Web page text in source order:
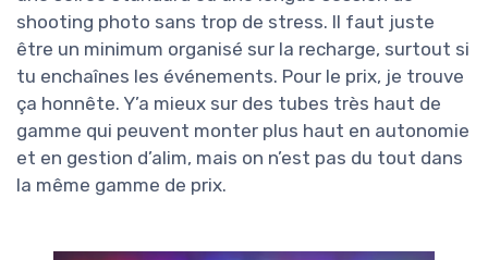
shooting photo sans trop de stress. Il faut juste
être un minimum organisé sur la recharge, surtout si
tu enchaînes les événements. Pour le prix, je trouve
ça honnête. Y’a mieux sur des tubes très haut de
gamme qui peuvent monter plus haut en autonomie
et en gestion d’alim, mais on n’est pas du tout dans
la même gamme de prix.